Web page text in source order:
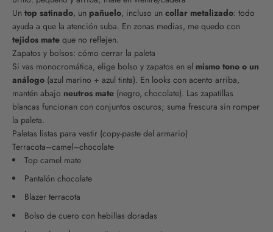
Un top satinado, un pañuelo, incluso un collar metalizado: todo
ayuda a que la atención suba. En zonas medias, me quedo con
tejidos mate que no reflejen.
Zapatos y bolsos: cómo cerrar la paleta
Si vas monocromática, elige bolso y zapatos en el mismo tono o un
análogo (azul marino + azul tinta). En looks con acento arriba,
mantén abajo neutros mate (negro, chocolate). Las zapatillas
blancas funcionan con conjuntos oscuros; suma frescura sin romper
la paleta.
Paletas listas para vestir (copy-paste del armario)
Terracota–camel–chocolate
Top camel mate
Pantalón chocolate
Blazer terracota
Bolso de cuero con hebillas doradas